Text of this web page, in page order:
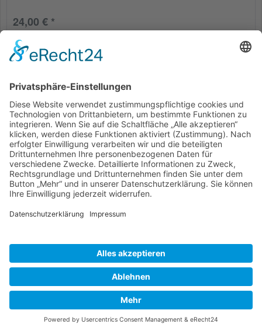
24,00 € *
Merken
Service Hotline
Shop Service
Informationen
* Alle Preise inkl. gesetzl. Mehrwertsteuer zzgl.Versandkostenund ggf.
Nachnahmegebühren, wenn nicht anders beschrieben
Bestellung Downloads
Widerrufsbelehrung Datenschutz
Impressum
Realisiert mit Shopware